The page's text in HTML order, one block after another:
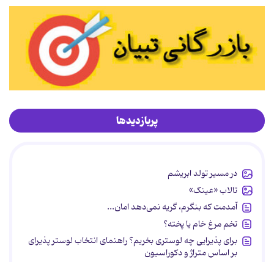
پربازدیدها
در مسیر تولد ابریشم
تالاب «عینک»
آمدمت که بنگرم، گریه نمی‌دهد امان...
تخم مرغ خام یا پخته؟
برای پذیرایی چه لوستری بخریم؟ راهنمای انتخاب لوستر پذیرای
بر اساس متراژ و دکوراسیون